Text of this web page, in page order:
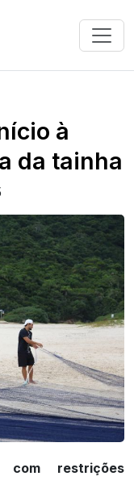
à
da tainha
com restrições